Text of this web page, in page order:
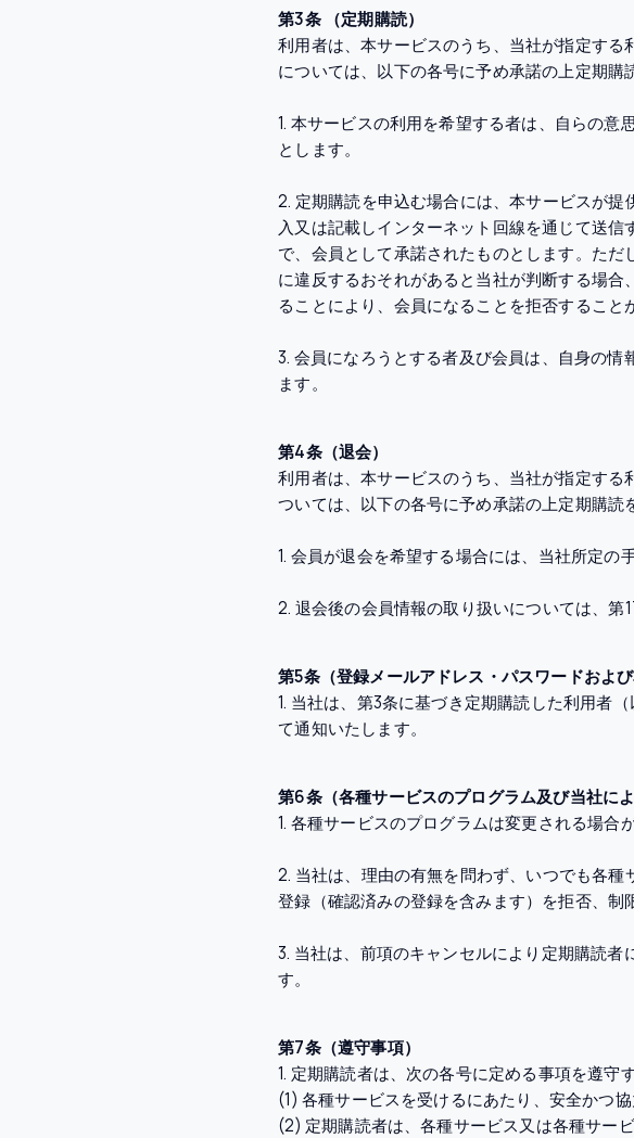
第3条 （定期購読）
利用者は、本サービスのうち、当社が指定す
については、以下の各号に予め承諾の上定期購
1. 本サービスの利用を希望する者は、自らの
とします。
2. 定期購読を申込む場合には、本サービスが
入又は記載しインターネット回線を通じて送
で、会員として承諾されたものとします。た
に違反するおそれがあると当社が判断する場
ることにより、会員になることを拒否すること
3. 会員になろうとする者及び会員は、自身の
ます。
第4条（退会）
利用者は、本サービスのうち、当社が指定す
ついては、以下の各号に予め承諾の上定期購読
1. 会員が退会を希望する場合には、当社所定の
2. 退会後の会員情報の取り扱いについては、第
第5条（登録メールアドレス・パスワードおよび
1. 当社は、第3条に基づき定期購読した利用者
て通知いたします。
第6条（各種サービスのプログラム及び当社によ
1. 各種サービスのプログラムは変更される場合
2. 当社は、理由の有無を問わず、いつでも各
登録（確認済みの登録を含みます）を拒否、制
3. 当社は、前項のキャンセルにより定期購読
す。
第7条（遵守事項）
1. 定期購読者は、次の各号に定める事項を遵守
(1) 各種サービスを受けるにあたり、安全かつ
(2) 定期購読者は、各種サービス又は各種サー